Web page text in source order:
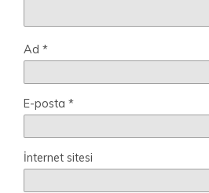
Ad *
E-posta *
İnternet sitesi